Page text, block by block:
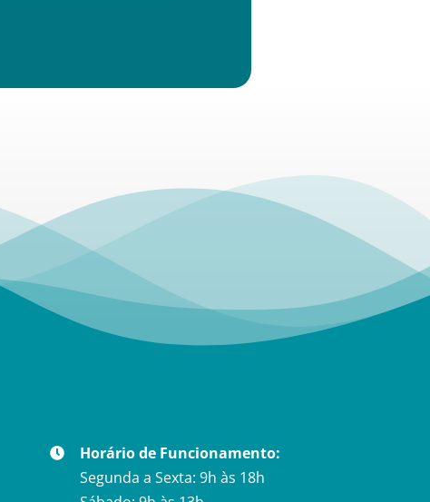
Horário de Funcionamento:
Segunda a Sexta: 9h às 18h